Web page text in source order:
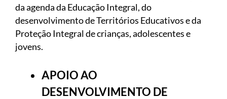
da agenda da Educação Integral, do
desenvolvimento de Territórios Educativos e da
Proteção Integral de crianças, adolescentes e
jovens.
APOIO AO
DESENVOLVIMENTO DE